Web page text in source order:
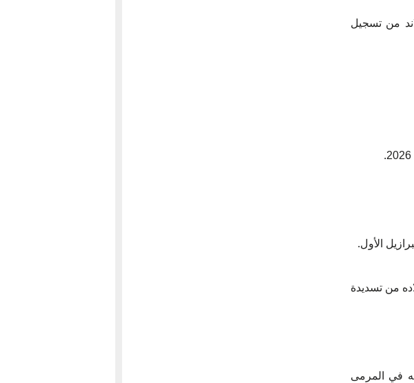
من تسجيل
من تسديدة
في المرمى